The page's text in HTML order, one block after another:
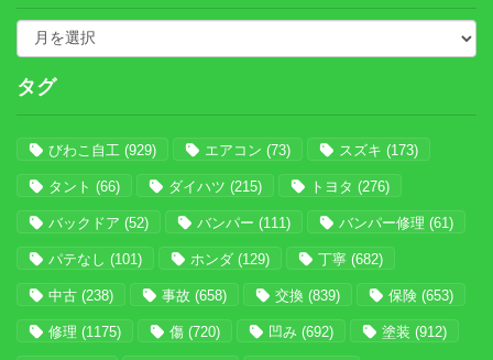
タグ
びわこ自工 (929) エアコン (73) スズキ (173)
タント (66) ダイハツ (215) トヨタ (276)
バックドア (52) バンパー (111) バンパー修理 (61)
パテなし (101) ホンダ (129) 丁寧 (682)
中古 (238) 事故 (658) 交換 (839) 保険 (653)
修理 (1175) 傷 (720) 凹み (692) 塗装 (912)